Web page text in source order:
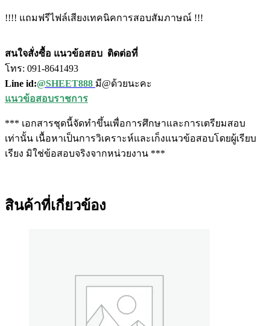
!!!! แถมฟรีไฟล์เสียงเทคนิคการสอบสัมภาษณ์ !!!
สนใจสั่งซื้อ แนวข้อสอบ ติดต่อที่
โทร: 091-8641493
Line id:@SHEET888 มี@ด้วยนะคะ
แนวข้อสอบราชการ
*** เอกสารชุดนี้จัดทำขึ้นเพื่อการศึกษาและการเตรียมสอบ
เท่านั้น เนื้อหาเป็นการวิเคราะห์และเก็งแนวข้อสอบโดยผู้เรียบ
เรียง มิใช่ข้อสอบจริงจากหน่วยงาน ***
สินค้าที่เกี่ยวข้อง